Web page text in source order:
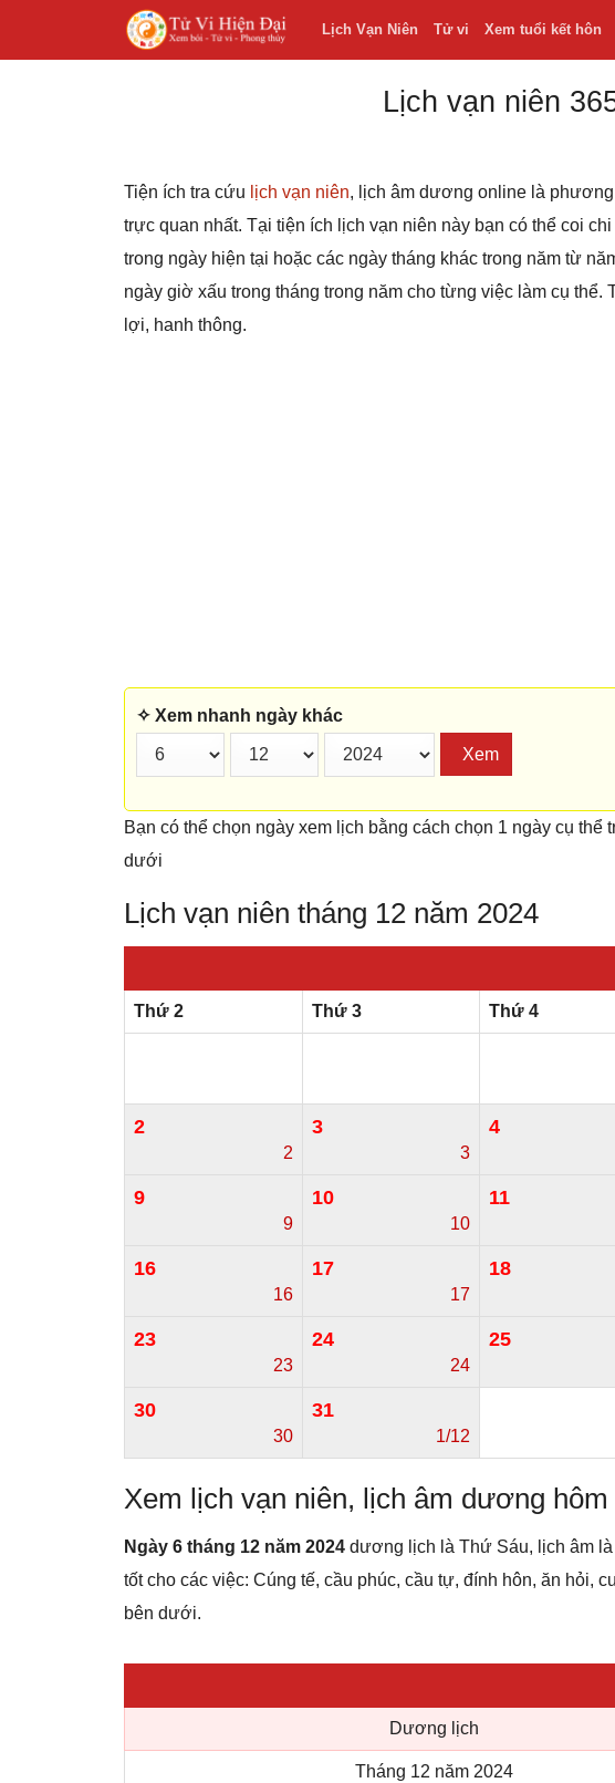
Lịch Vạn Niên Tử vi Xem tuổi kết hôn
Lịch vạn niên
Tiện ích tra cứu lịch vạn niên, lịch âm dương online là
trực quan nhất. Tại tiện ích lịch vạn niên này bạn có thể coi
trong ngày hiện tại hoặc các ngày tháng khác trong năm từ
ngày giờ xấu trong tháng trong năm cho từng việc làm cụ
lợi, hanh thông.
✧ Xem nhanh ngày khác
Xem
Bạn có thể chọn ngày xem lịch bằng cách chọn 1 ngày cụ
dưới
Lịch vạn niên tháng 12 năm 2024
Thứ 2 Thứ 3 Thứ 4
2
2
3
3
4
9
9
10
10
11
16
16
17
17
18
23
23
24
24
25
30
30
31
1/12
Xem lịch vạn niên, lịch âm dương
Ngày 6 tháng 12 năm 2024 dương lịch là Thứ Sáu, lịch âm
tốt cho các việc: Cúng tế, cầu phúc, cầu tự, đính hôn, ăn hỏi,
bên dưới.
Dương lịch
Tháng 12 năm 2024